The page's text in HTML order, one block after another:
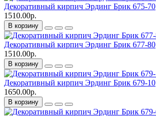
Декоративный кирпич Эрдинг Брик 675-70
1510.00р.
В корзину
Декоративный кирпич Эрдинг Брик 677-80
1510.00р.
В корзину
Декоративный кирпич Эрдинг Брик 679-10
1650.00р.
В корзину